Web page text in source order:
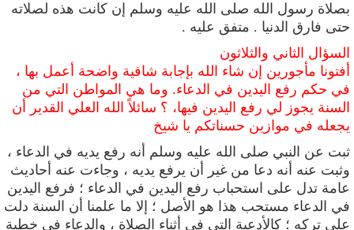
بصلاة رسول الله صلى الله عليه وسلم إن كانت هذه لصلاته
حتى فارق الدنيا . متفق عليه .
السؤال الثاني والثلاثون
أفتونا مأجورين إن شاء الله بإجابة شافية واضحة أعمل بها ،
في حكم رفع اليدين في الدعاء. وما هي المواطن التي من
السنة يجوز لي رفع اليدين فيها، ؟ سائلاً الله العلي القدير أن
يجعله في موازين حسناتكم يا شيخ
ثبت عن النبي صلى الله عليه وسلم أنه رفع يديه في الدعاء ،
وثبت عنه أنه دعا من غير أن يرفع يديه ، وجاءت عنه أحاديث
عامة تدل على استحباب رفع اليدين في الدعاء ؛ فرفع اليدين
في الدعاء مستحب هذا هو الأصل ؛
إلا ما علمنا أن السنة دلت
على تركه ؛ كالأدعية التي في أثناء الصلاة ، والدعاء في خطبة